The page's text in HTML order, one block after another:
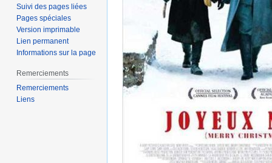
Suivi des pages liées
Pages spéciales
Version imprimable
Lien permanent
Informations sur la page
Remerciements
Remerciements
Liens